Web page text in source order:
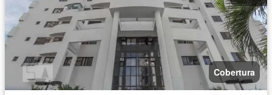
Cobertura